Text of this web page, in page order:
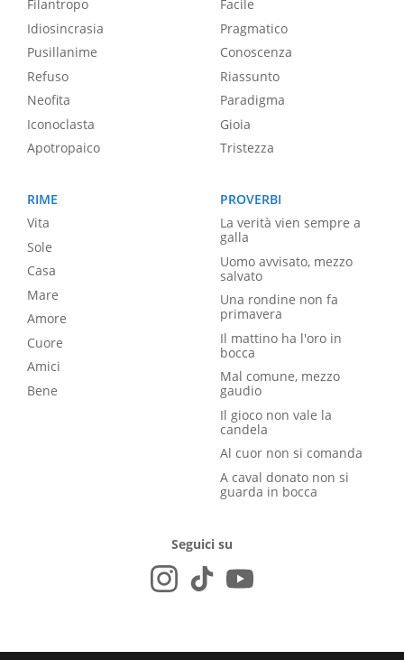
Filantropo
Idiosincrasia
Pusillanime
Refuso
Neofita
Iconoclasta
Apotropaico
Facile
Pragmatico
Conoscenza
Riassunto
Paradigma
Gioia
Tristezza
RIME
Vita
Sole
Casa
Mare
Amore
Cuore
Amici
Bene
PROVERBI
La verità vien sempre a
galla
Uomo avvisato, mezzo
salvato
Una rondine non fa
primavera
Il mattino ha l'oro in
bocca
Mal comune, mezzo
gaudio
Il gioco non vale la
candela
Al cuor non si comanda
A caval donato non si
guarda in bocca
Seguici su